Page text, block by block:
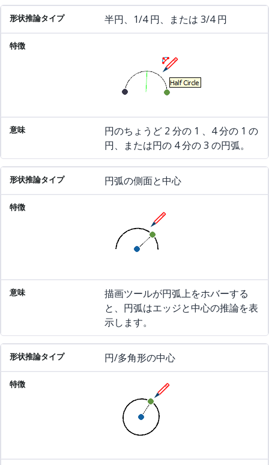
半円、1/4 円、または 3/4 円
円のちょうど 2 分の 1 、4 分の 1 の
円、または円の 4 分の 3 の円弧。
円弧の側面と中心
描画ツールが円弧上をホバーする
と、円弧はエッジと中心の推論を表
示します。
円/多角形の中心